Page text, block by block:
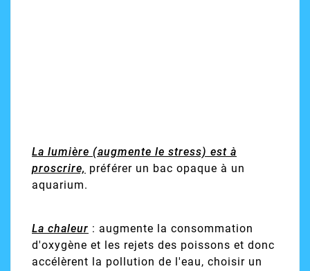
La lumière (augmente le stress) est à
proscrire, préférer un bac opaque à un
aquarium.
La chaleur : augmente la consommation
d'oxygène et les rejets des poissons et donc
accélèrent la pollution de l'eau, choisir un